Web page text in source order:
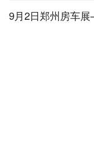
9月2日郑州房车